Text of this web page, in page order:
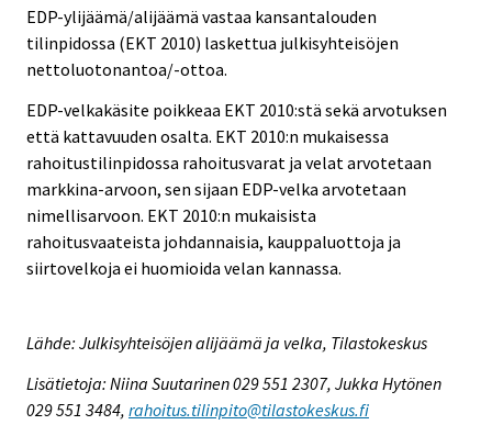
EDP-ylijäämä/alijäämä vastaa kansantalouden
tilinpidossa (EKT 2010) laskettua julkisyhteisöjen
nettoluotonantoa/-ottoa.
EDP-velkakäsite poikkeaa EKT 2010:stä sekä arvotuksen
että kattavuuden osalta. EKT 2010:n mukaisessa
rahoitustilinpidossa rahoitusvarat ja velat arvotetaan
markkina-arvoon, sen sijaan EDP-velka arvotetaan
nimellisarvoon. EKT 2010:n mukaisista
rahoitusvaateista johdannaisia, kauppaluottoja ja
siirtovelkoja ei huomioida velan kannassa.
Lähde: Julkisyhteisöjen alijäämä ja velka, Tilastokeskus
Lisätietoja: Niina Suutarinen 029 551 2307, Jukka Hytönen
029 551 3484, rahoitus.tilinpito@tilastokeskus.fi